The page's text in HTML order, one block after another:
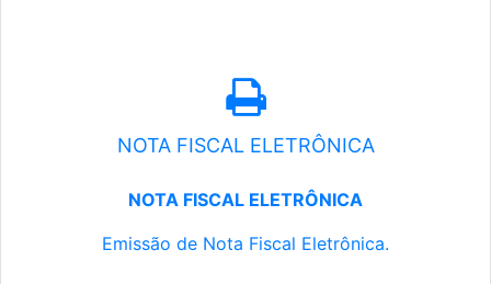
NOTA FISCAL ELETRÔNICA
NOTA FISCAL ELETRÔNICA
Emissão de Nota Fiscal Eletrônica.